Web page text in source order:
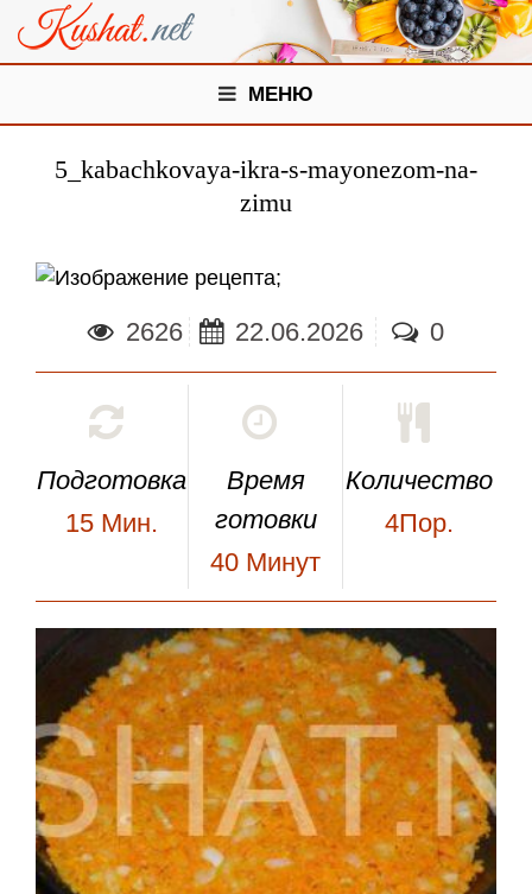
МЕНЮ
5_kabachkovaya-ikra-s-mayonezom-na-
zimu
;
2626 22.06.2026 0
Подготовка
15 Мин.
Время
готовки
40 Минут
Количество
4Пор.